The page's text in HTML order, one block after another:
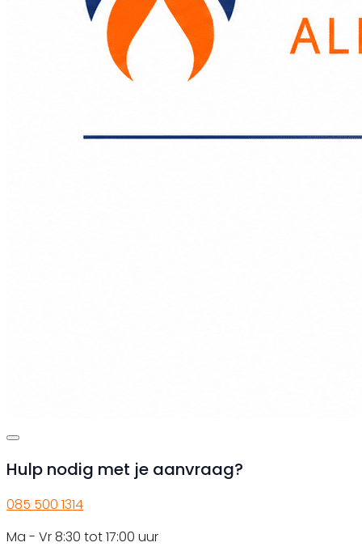
Hulp nodig met je aanvraag?
085 500 1314
Ma - Vr 8:30 tot 17:00 uur